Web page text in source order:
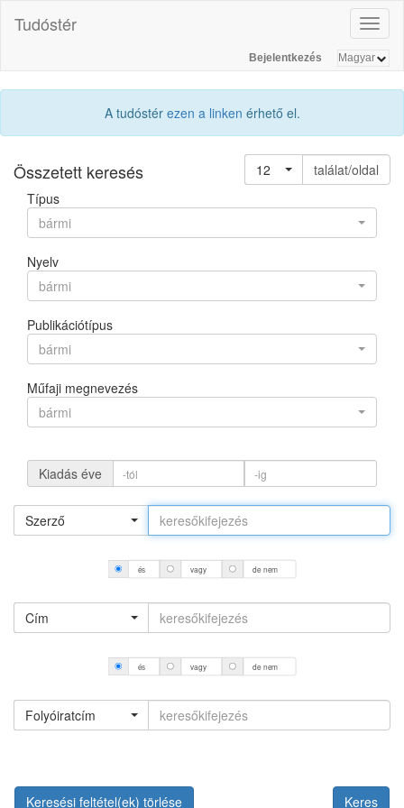
Tudóstér
Bejelentkezés
A tudóstér ezen a linken érhető el.
Összetett keresés 12
találat/oldal
Típus
bármi
Nyelv
bármi
Publikációtípus
bármi
Műfaji megnevezés
bármi
Kiadás éve
Szerző
és vagy de nem
Cím
és vagy de nem
Folyóiratcím
Keresési feltétel(ek) törlése